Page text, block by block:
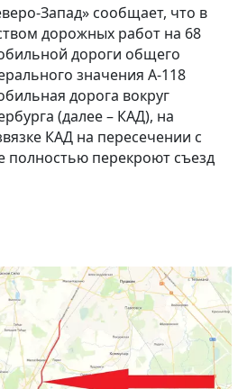
Запад» сообщает, что в
дорожных работ на 68
дороги общего
значения А-118
дорога вокруг
(далее – КАД), на
КАД на пересечении с
полностью перекроют съезд